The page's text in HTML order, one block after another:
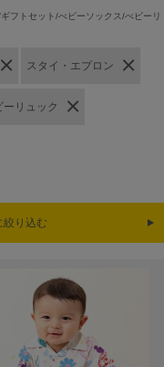
フトセット/べビーソックス/べビーリ
スタイ・エプロン
ーリュック
絞り込む